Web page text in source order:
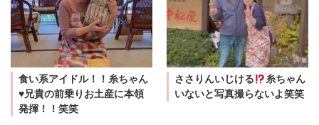
食い系アイドル！！糸ちゃん
♥兄貴の前乗りお土産に本領
発揮！！笑笑
ささりんいじける
糸ちゃん
いないと写真撮らないよ笑笑